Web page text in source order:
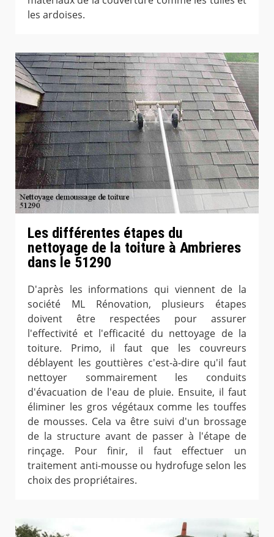
les ardoises.
Les différentes étapes du
nettoyage de la toiture à Ambrieres
dans le 51290
D'après les informations qui viennent de la
société ML Rénovation, plusieurs étapes
doivent être respectées pour assurer
l'effectivité et l'efficacité du nettoyage de la
toiture. Primo, il faut que les couvreurs
déblayent les gouttières c'est-à-dire qu'il faut
nettoyer sommairement les conduits
d'évacuation de l'eau de pluie. Ensuite, il faut
éliminer les gros végétaux comme les touffes
de mousses. Cela va être suivi d'un brossage
de la structure avant de passer à l'étape de
rinçage. Pour finir, il faut effectuer un
traitement anti-mousse ou hydrofuge selon les
choix des propriétaires.